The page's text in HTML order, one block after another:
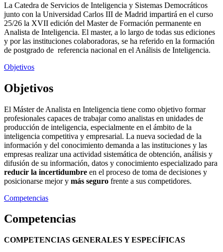
La Catedra de Servicios de Inteligencia y Sistemas Democráticos
junto con la Universidad Carlos III de Madrid impartirá en el curso
25/26 la XVII edición del Master de Formación permanente en
Analista de Inteligencia. El master, a lo largo de todas sus ediciones
y por las instituciones colaboradoras, se ha referido en la formación
de postgrado de referencia nacional en el Análisis de Inteligencia.
Objetivos
Objetivos
El Máster de Analista en Inteligencia tiene como objetivo formar
profesionales capaces de trabajar como analistas en unidades de
producción de inteligencia, especialmente en el ámbito de la
inteligencia competitiva y empresarial. La nueva sociedad de la
información y del conocimiento demanda a las instituciones y las
empresas realizar una actividad sistemática de obtención, análisis y
difusión de su información, datos y conocimiento especializado para
reducir la incertidumbre en el proceso de toma de decisiones y
posicionarse mejor y más seguro frente a sus competidores.
Competencias
Competencias
COMPETENCIAS GENERALES Y ESPECÍFICAS